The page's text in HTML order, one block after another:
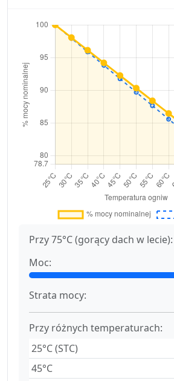
Przy 75°C (gorący dach w lecie):
Moc:
Strata mocy:
Przy różnych temperaturach:
25°C (STC)
45°C